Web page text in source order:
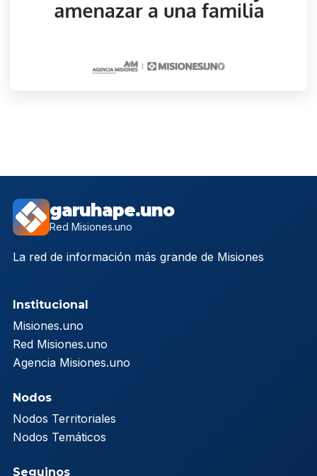
garuhape.uno
Red Misiones.uno
La red de información más grande de Misiones
Institucional
Misiones.uno
Red Misiones.uno
Agencia Misiones.uno
Nodos
Nodos Territoriales
Nodos Temáticos
Seguinos